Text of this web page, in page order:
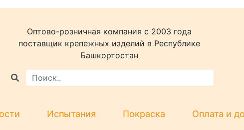
Оптово-розничная компания c 2003 года
поставщик крепежных изделий в Республике
Башкортостан
Испытания Покраска Оплата и